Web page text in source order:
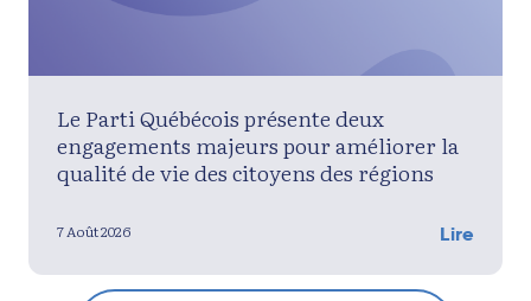
Le Parti Québécois présente deux
engagements majeurs pour améliorer la
qualité de vie des citoyens des régions
7 Août 2026 Lire